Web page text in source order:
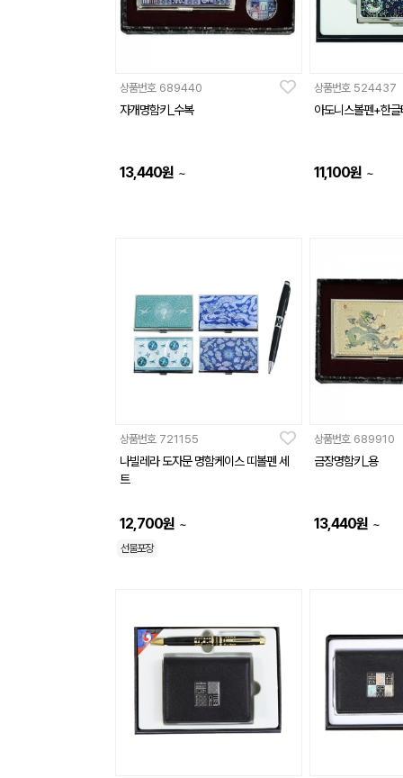
상품번호 689440
자개명함키_수복
13,440원 ~
상품번호 524437
아도니스볼펜+한
11,100원 ~
상품번호 721155
나빌레라 도자문 명함케이스 띠볼펜 세
트
12,700원 ~
선물포장
상품번호 689910
금장명함키_용
13,440원 ~